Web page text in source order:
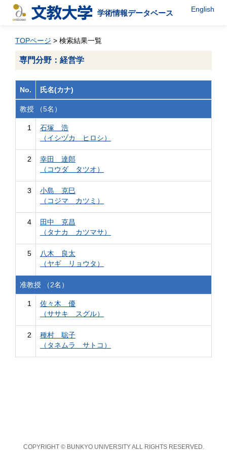
学術情報データベース English
TOPページ > 検索結果一覧
専門分野：経営学
No. 氏名(カナ)
教授 （5名）
1
石塚 浩
（イシヅカ ヒロシ）
2
幸田 達郎
（コウダ タツオ）
3
小島 克巳
（コジマ カツミ）
4
田中 克昌
（タナカ カツマサ）
5
八木 良太
（ヤギ リョウタ）
准教授 （2名）
1
佐々木 優
（ササキ スグル）
2
種村 聡子
（タネムラ サトコ）
COPYRIGHT © BUNKYO UNIVERSITY ALL RIGHTS RESERVED.